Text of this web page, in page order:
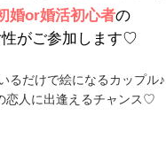
婚or婚活初心者の
がご参加します♡
るだけで絵になるカップル♪
恋人に出逢えるチャンス♡